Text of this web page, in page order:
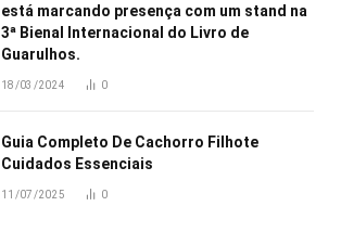
está marcando presença com um stand na
3ª Bienal Internacional do Livro de
Guarulhos.
18/03/2024 0
Guia Completo De Cachorro Filhote
Cuidados Essenciais
11/07/2025 0